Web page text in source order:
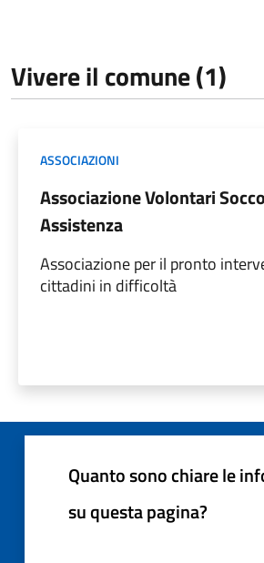
Vivere il comune (1)
ASSOCIAZIONI
Associazione Volontari
Assistenza
Associazione per il pronto
cittadini in difficoltà
Quanto sono chiare le
su questa pagina?